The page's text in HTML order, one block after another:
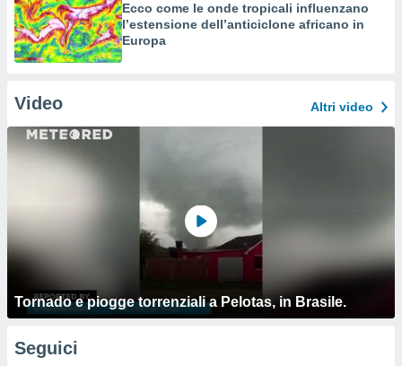
Ecco come le onde tropicali influenzano
l’estensione dell’anticiclone africano in
Europa
Video Altri video
Tornado e piogge torrenziali a Pelotas, in Brasile.
Seguici